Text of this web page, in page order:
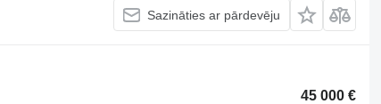
Sazināties ar pārdevēju
45 000 €